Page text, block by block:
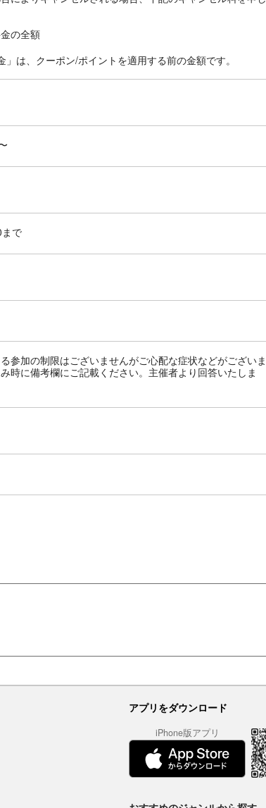
の全額
」は、クーポン/ポイントを適用する前の金額です。
で
参加の制限はございませんがご心配な症状などがございま
時に備考欄にご記載ください。主催者より回答いたしま
アプリをダウンロード
iPhone版アプリ